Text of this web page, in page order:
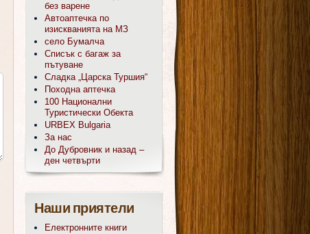
без варене
Автоаптечка по
изискванията на МЗ
село Бумалча
Списък с багаж за
пътуване
Сладка „Царска Туршия“
Походна аптечка
100 Национални
Туристически Обекта
URBEX Bulgaria
За нас
До Дубровник и назад –
ден четвърти
Наши приятели
Електронните книги